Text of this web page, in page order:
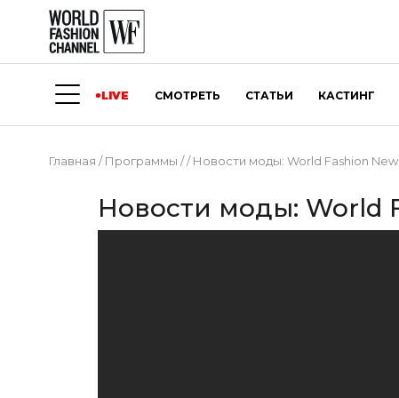
LIVE СМОТРЕТЬ СТАТЬИ КАСТИНГ
Главная /Программы //Новости моды: World Fashion
Новости моды: World